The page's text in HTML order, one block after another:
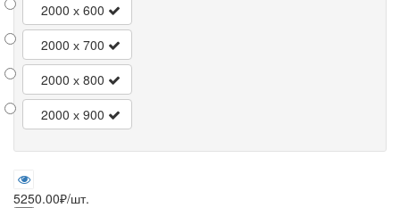
2000 х 600
2000 х 700
2000 х 800
2000 х 900
5250.00₽/шт.